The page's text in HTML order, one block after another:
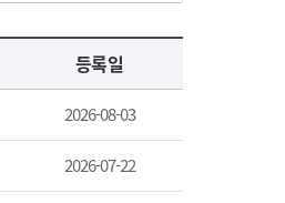
등록일
2026-08-03
2026-07-22